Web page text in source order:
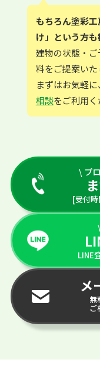
もちろん塗彩
け」という方も
建物の状態・
料をご提案いた
まずはお気軽に、
相談をご利用く
\ プ
[受付
LINE
メ
無
ご